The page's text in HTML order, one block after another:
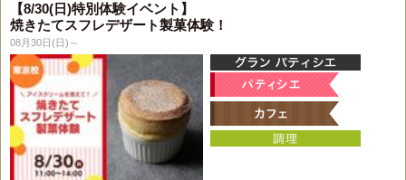
【8/30(日)特別体験イベント】
焼きたてスフレデザート製菓体験！
08月30日(日)～